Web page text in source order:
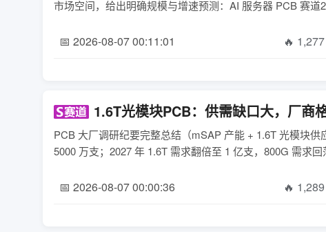
市场空间，给出明确规模与增速预测：AI 服务器 PCB 赛
📅 2026-08-07 00:11:01 🔥 1,277
1.6T光模块PCB：供需缺口大，厂商
PCB 大厂调研纪要完整总结（mSAP 产能 + 1.6T 光模块
5000 万支；2027 年 1.6T 需求翻倍至 1 亿支，800G 需求
📅 2026-08-07 00:00:36 🔥 1,289